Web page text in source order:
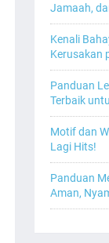
Jamaah,
Kenali
Kerusakan
Panduan
Terbaik
Motif dan
Lagi Hits!
Panduan
Aman,